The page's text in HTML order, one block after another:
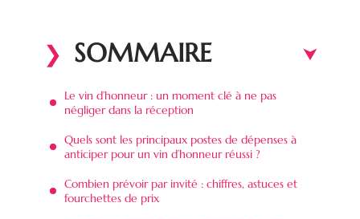
SOMMAIRE
Le vin d’honneur : un moment clé à ne pas
négliger dans la réception
Quels sont les principaux postes de dépenses à
anticiper pour un vin d’honneur réussi ?
Combien prévoir par invité : chiffres, astuces et
fourchettes de prix